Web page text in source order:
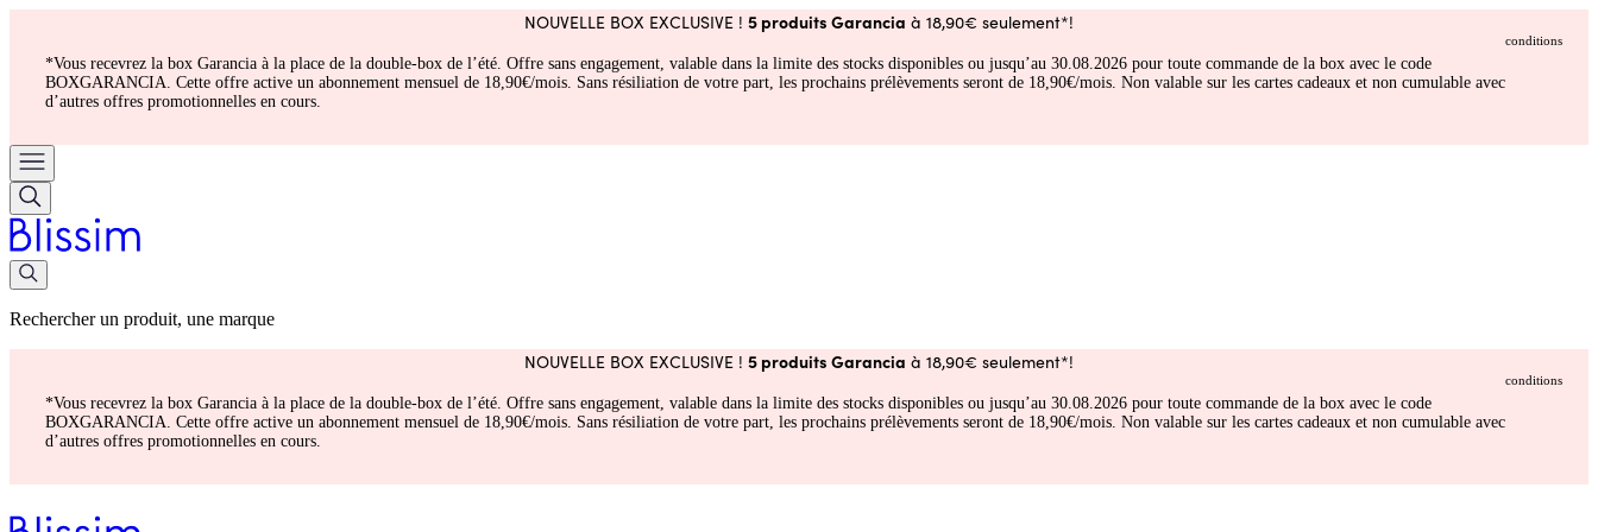
NOUVELLE BOX EXCLUSIVE ! 5 produits Garancia à 18,90€ seulement*!
conditions
*Vous recevrez la box Garancia à la place de la double-box de l’été. Offre sans engagement, valable dans la limite des stocks disponibles ou jusqu’au 30.08.2026 pour toute commande de la box avec le code
BOXGARANCIA. Cette offre active un abonnement mensuel de 18,90€/mois. Sans résiliation de votre part, les prochains prélèvements seront de 18,90€/mois. Non valable sur les cartes cadeaux et non cumulable avec
d’autres offres promotionnelles en cours.
Rechercher un produit, une marque
NOUVELLE BOX EXCLUSIVE ! 5 produits Garancia à 18,90€ seulement*!
conditions
*Vous recevrez la box Garancia à la place de la double-box de l’été. Offre sans engagement, valable dans la limite des stocks disponibles ou jusqu’au 30.08.2026 pour toute commande de la box avec le code
BOXGARANCIA. Cette offre active un abonnement mensuel de 18,90€/mois. Sans résiliation de votre part, les prochains prélèvements seront de 18,90€/mois. Non valable sur les cartes cadeaux et non cumulable avec
d’autres offres promotionnelles en cours.